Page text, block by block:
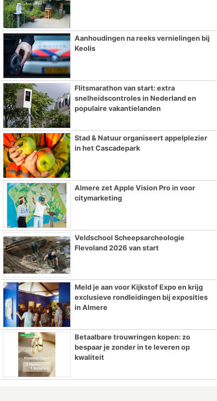
Aanhoudingen na reeks vernielingen bij
Keolis
Flitsmarathon van start: extra
snelheidscontroles in Nederland en
populaire vakantielanden
Stad & Natuur organiseert appelplezier
in het Cascadepark
Almere zet Apple Vision Pro in voor
citymarketing
Veldschool Scheepsarcheologie
Flevoland 2026 van start
Meld je aan voor Kijkstof Expo en krijg
exclusieve rondleidingen bij exposities
in Almere
Betaalbare trouwringen kopen: zo
bespaar je zonder in te leveren op
kwaliteit